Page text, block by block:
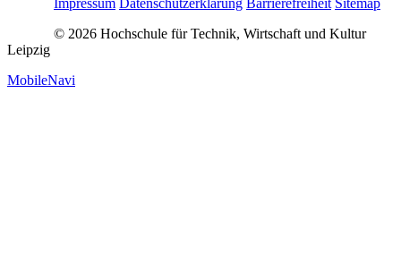
Impressum Datenschutzerklärung Barrierefreiheit Sitemap
© 2026 Hochschule für Technik, Wirtschaft und Kultur
Leipzig
MobileNavi